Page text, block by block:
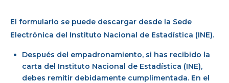
El formulario se puede descargar desde la Sede
Electrónica del Instituto Nacional de Estadística (INE).
Después del empadronamiento, si has recibido la
carta del Instituto Nacional de Estadística (INE),
debes remitir debidamente cumplimentada. En el